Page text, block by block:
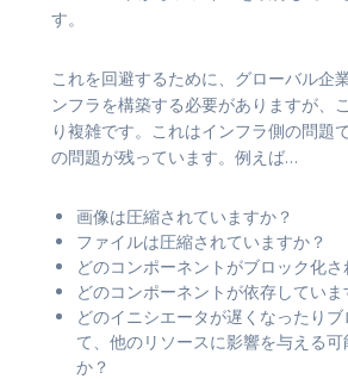
す。
これを回避するために、グローバル企
ンフラを構築する必要がありますが、
り複雑です。これはインフラ側の問題
の問題が残っています。例えば…
画像は圧縮されていますか？
ファイルは圧縮されていますか？
どのコンポーネントがブロック化さ
どのコンポーネントが依存していま
どのイニシエータが遅くなったり
て、他のリソースに影響を与える
か？